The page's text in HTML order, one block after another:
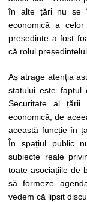
în alte țări nu se
economică a
președinte a fost
că rolul
Aș atrage atenția
statului este faptul
Securitate al
economică, de
această funcție în
În spațiul public
subiecte reale
toate asociațiile de
să formeze
vedem că lipsit